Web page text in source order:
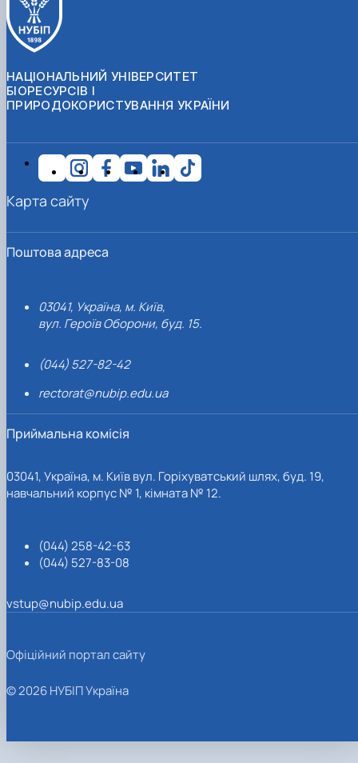
НАЦІОНАЛЬНИЙ УНІВЕРСИТЕТ
БІОРЕСУРСІВ І
ПРИРОДОКОРИСТУВАННЯ УКРАЇНИ
Поштова адреса
03041, Україна, м. Київ,
вул. Героїв Оборони, буд. 15.
(044) 527-82-42
rectorat@nubip.edu.ua
Приймальна комісія
03041, Україна, м. Київ вул. Горіхуватський шлях, буд. 19,
навчальний корпус № 1, кімната № 12.
(044) 258-42-63
(044) 527-83-08
vstup@nubip.edu.ua
Карта сайту
Офіційний портал сайту
© 2026 НУБІП Україна